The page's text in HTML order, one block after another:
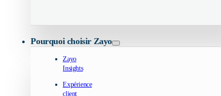
Pourquoi choisir Zayo
Zayo
Insights
Expérience
client